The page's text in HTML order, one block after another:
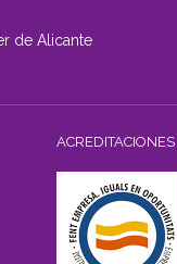
de Alicante
ACREDITACIONES